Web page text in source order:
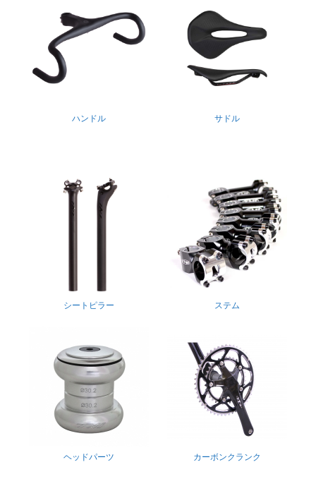
ハンドル サドル
シートピラー ステム
ヘッドパーツ カーボンクランク